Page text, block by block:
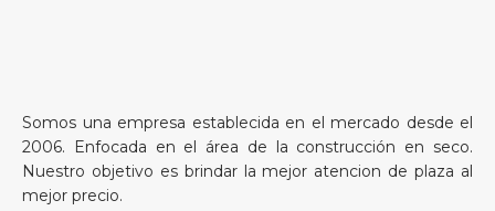
Somos una empresa establecida en el mercado desde el
2006. Enfocada en el área de la construcción en seco.
Nuestro objetivo es brindar la mejor atencion de plaza al
mejor precio.